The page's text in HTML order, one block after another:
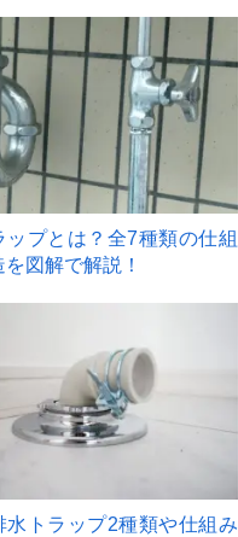
ップとは？全7種類の仕組
図解で解説！
水トラップ2種類や仕組み